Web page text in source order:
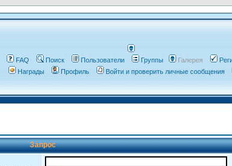
FAQ Поиск Пользователи Группы Галерея
Награды
Профиль Войти и проверить личные сообщения
Запрос